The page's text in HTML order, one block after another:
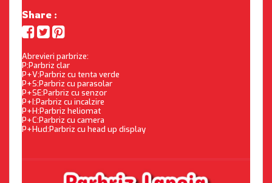
Share :
Abrevieri parbrize:
P:Parbriz clar
P+V:Parbriz cu tenta verde
P+S:Parbriz cu parasolar
P+SE:Parbriz cu senzor
P+I:Parbriz cu incalzire
P+H:Parbriz heliomat
P+C:Parbriz cu camera
P+Hud:Parbriz cu head up display